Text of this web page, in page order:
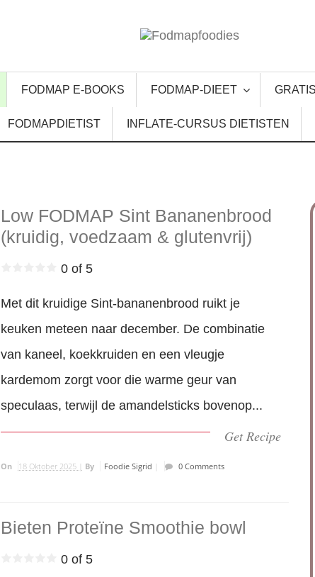
FODMAP E-BOOKS FODMAP-DIEET GRATIS
FODMAPDIETIST INFLATE-CURSUS DIETISTEN
Low FODMAP Sint Bananenbrood
(kruidig, voedzaam & glutenvrij)
0 of 5
Met dit kruidige Sint-bananenbrood ruikt je
keuken meteen naar december. De combinatie
van kaneel, koekkruiden en een vleugje
kardemom zorgt voor die warme geur van
speculaas, terwijl de amandelsticks bovenop...
Get Recipe
On 18 Oktober 2025 | By Foodie Sigrid 0 Comments
Bieten Proteïne Smoothie bowl
0 of 5